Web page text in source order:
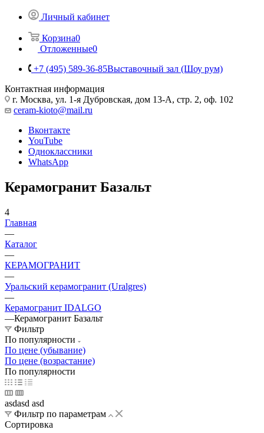
Личный кабинет
Корзина0
Отложенные0
+7 (495) 589-36-85Выставочный зал (Шоу рум)
Контактная информация
г. Москва, ул. 1-я Дубровская, дом 13-А, стр. 2, оф. 102
ceram-kioto@mail.ru
Вконтакте
YouTube
Одноклассники
WhatsApp
Керамогранит Базальт
4
Главная
—
Каталог
—
КЕРАМОГРАНИТ
—
Уральский керамогранит (Uralgres)
—
Керамогранит IDALGO
—Керамогранит Базальт
Фильтр
По популярности
По цене (убывание)
По цене (возрастание)
По популярности
asdasd asd
Фильтр по параметрам
Сортировка